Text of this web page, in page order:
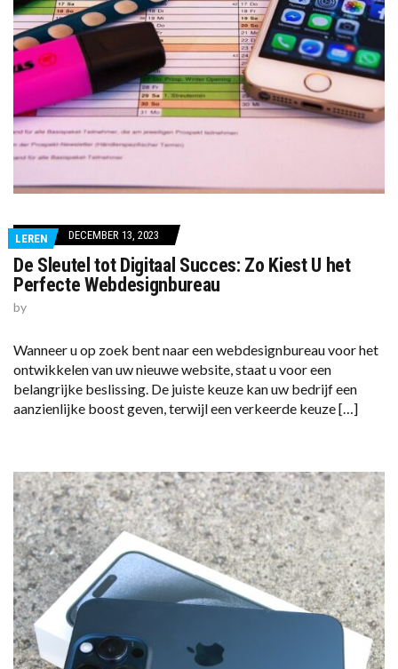
LEREN DECEMBER 13, 2023
De Sleutel tot Digitaal Succes: Zo Kiest U het
Perfecte Webdesignbureau
by
Wanneer u op zoek bent naar een webdesignbureau voor het
ontwikkelen van uw nieuwe website, staat u voor een
belangrijke beslissing. De juiste keuze kan uw bedrijf een
aanzienlijke boost geven, terwijl een verkeerde keuze […]